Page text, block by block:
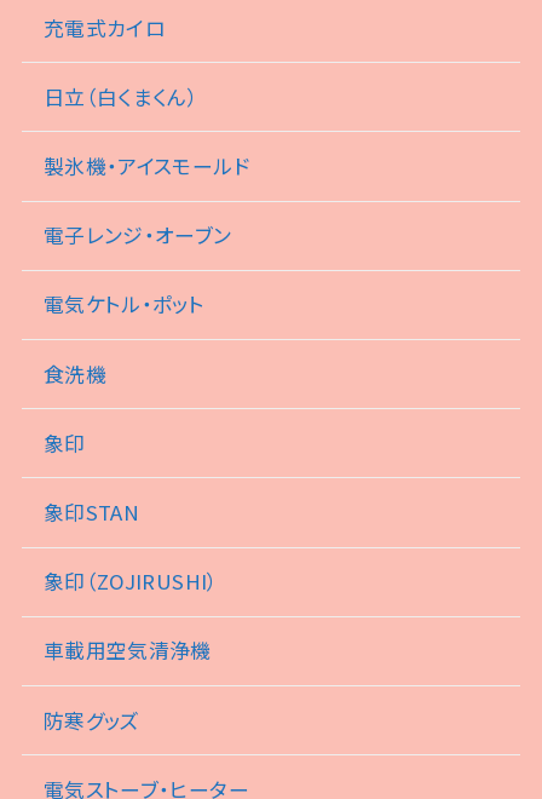
充電式カイロ
日立（白くまくん）
製氷機・アイスモールド
電子レンジ・オーブン
電気ケトル・ポット
食洗機
象印
象印STAN
象印（ZOJIRUSHI）
車載用空気清浄機
防寒グッズ
電気ストーブ・ヒーター